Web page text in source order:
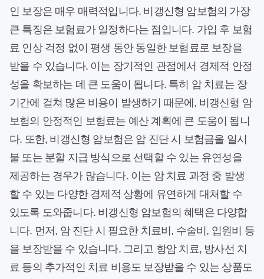
인 보장은 매우 매력적입니다. 비갱신형 암보험의 가장
큰 특징은 보험료가 일정하다는 점입니다. 가입 후 보험
료 인상 걱정 없이 평생 동안 동일한 보험료로 보장을
받을 수 있습니다. 이는 장기적인 관점에서 경제적 안정
성을 확보하는 데 큰 도움이 됩니다. 특히 암 치료는 장
기간에 걸쳐 많은 비용이 발생하기 때문에, 비갱신형 암
보험의 안정적인 보험료는 예산 계획에 큰 도움이 됩니
다. 또한, 비갱신형 암보험은 암 진단 시 보험금을 일시
불 또는 분할 지급 방식으로 선택할 수 있는 유연성을
제공하는 경우가 많습니다. 이는 암 치료 과정 중 발생
할 수 있는 다양한 경제적 상황에 유연하게 대처할 수
있도록 도와줍니다. 비갱신형 암보험의 혜택은 다양합
니다. 먼저, 암 진단 시 필요한 치료비, 수술비, 입원비 등
을 보장받을 수 있습니다. 그리고 항암 치료, 방사선 치
료 등의 추가적인 치료 비용도 보장받을 수 있는 상품도